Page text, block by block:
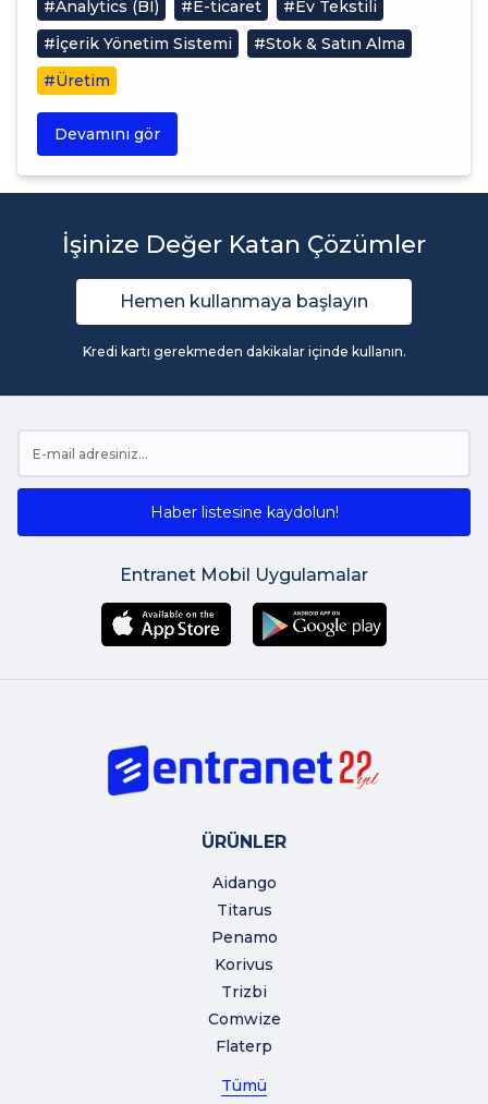
#Analytics (BI) #E-ticaret
#Ev Tekstili
#İçerik Yönetim Sistemi
#Stok & Satın Alma
#Üretim
Devamını gör
İşinize Değer Katan Çözümler
Hemen kullanmaya başlayın
Kredi kartı gerekmeden dakikalar içinde kullanın.
Haber listesine kaydolun!
Entranet Mobil Uygulamalar
ÜRÜNLER
Aidango
Titarus
Penamo
Korivus
Trizbi
Comwize
Flaterp
Tümü